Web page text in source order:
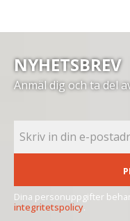
NYHETSBREV
Anmäl dig och ta del
Dina personuppgifter
integritetspolicy.